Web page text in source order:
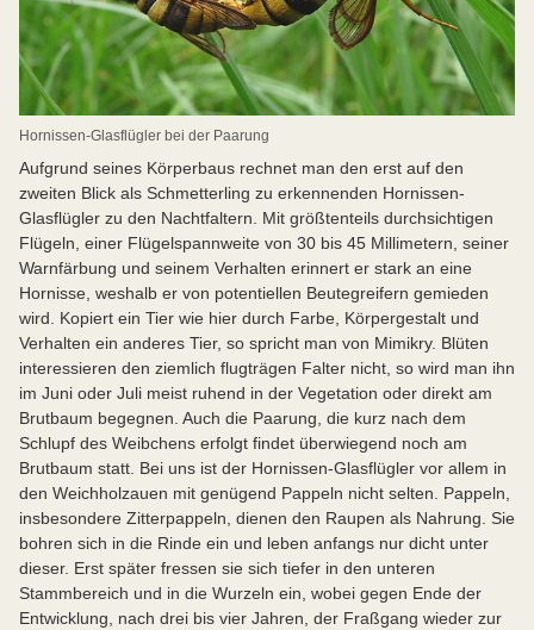
Hornissen-Glasflügler bei der Paarung
Aufgrund seines Körperbaus rechnet man den erst auf den
zweiten Blick als Schmetterling zu erkennenden Hornissen-
Glasflügler zu den Nachtfaltern. Mit größtenteils durchsichtigen
Flügeln, einer Flügelspannweite von 30 bis 45 Millimetern, seiner
Warnfärbung und seinem Verhalten erinnert er stark an eine
Hornisse, weshalb er von potentiellen Beutegreifern gemieden
wird. Kopiert ein Tier wie hier durch Farbe, Körpergestalt und
Verhalten ein anderes Tier, so spricht man von Mimikry. Blüten
interessieren den ziemlich flugträgen Falter nicht, so wird man ihn
im Juni oder Juli meist ruhend in der Vegetation oder direkt am
Brutbaum begegnen. Auch die Paarung, die kurz nach dem
Schlupf des Weibchens erfolgt findet überwiegend noch am
Brutbaum statt. Bei uns ist der Hornissen-Glasflügler vor allem in
den Weichholzauen mit genügend Pappeln nicht selten. Pappeln,
insbesondere Zitterpappeln, dienen den Raupen als Nahrung. Sie
bohren sich in die Rinde ein und leben anfangs nur dicht unter
dieser. Erst später fressen sie sich tiefer in den unteren
Stammbereich und in die Wurzeln ein, wobei gegen Ende der
Entwicklung, nach drei bis vier Jahren, der Fraßgang wieder zur